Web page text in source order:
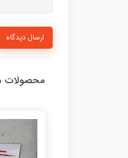
ارسال دیدگاه
محصولات